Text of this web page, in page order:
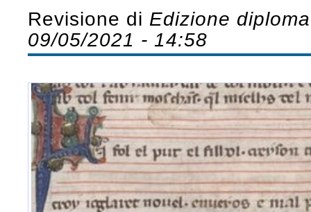
Revisione di Edizione
09/05/2021 - 14:58